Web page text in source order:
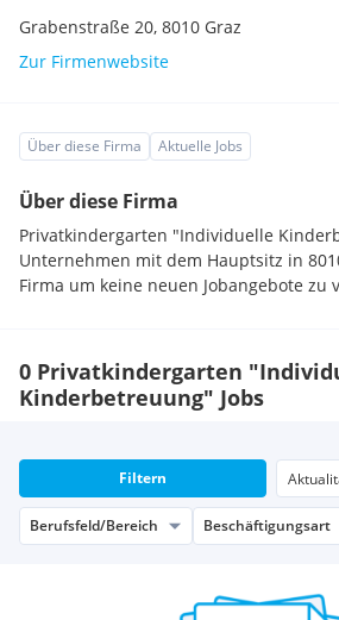
Grabenstraße 20, 8010 Graz
Zur Firmenwebsite
Über diese Firma Aktuelle Jobs
Über diese Firma
Privatkindergarten "Individuelle
Unternehmen mit dem Hauptsitz in
Firma um keine neuen Jobangebote zu
0 Privatkindergarten
Kinderbetreuung" Jobs
Filtern
Berufsfeld/Bereich Beschäftigungsart